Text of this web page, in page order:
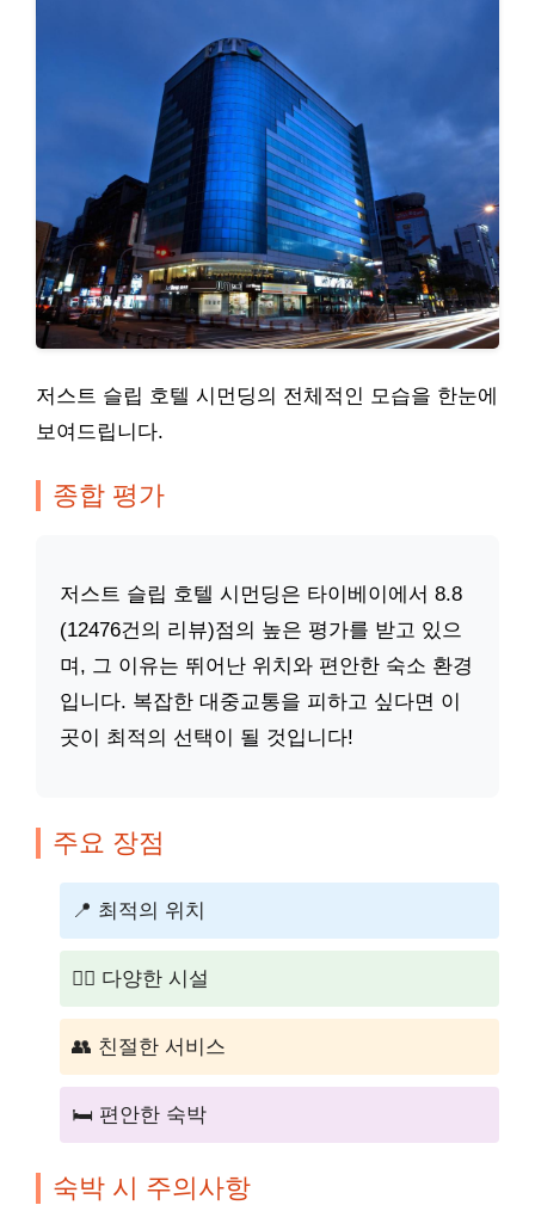
저스트 슬립 호텔 시먼딩의 전체적인 모습을 한눈에
보여드립니다.
종합 평가
저스트 슬립 호텔 시먼딩은 타이베이에서 8.8
(12476건의 리뷰)점의 높은 평가를 받고 있으
며, 그 이유는 뛰어난 위치와 편안한 숙소 환경
입니다. 복잡한 대중교통을 피하고 싶다면 이
곳이 최적의 선택이 될 것입니다!
주요 장점
📍 최적의 위치
🏊‍♂️ 다양한 시설
👥 친절한 서비스
🛏️ 편안한 숙박
숙박 시 주의사항